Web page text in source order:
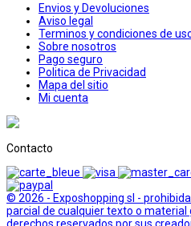
Envios y Devoluciones
Aviso legal
Terminos y condiciones de
Sobre nosotros
Pago seguro
Politica de Privacidad
Mapa del sitio
Mi cuenta
Contacto
© 2026 - Exposhopping sl -
parcial de cualquier texto o